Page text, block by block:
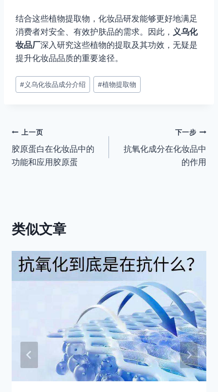
结合这些植物提取物，化妆品研发能够更好地满足
消费者对安全、有效护肤品的需求。因此， 义乌化
妆品厂深入研究这些植物的提取及其功效，无疑是
提升化妆品品质的重要途径。
文
章
#义乌化妆品成分介绍 #植物提取物
文
章
上一页
胶原蛋白在化妆品中的
功能和应用胶原蛋
下一步
抗氧化成分在化妆品中
的作用
类似文章